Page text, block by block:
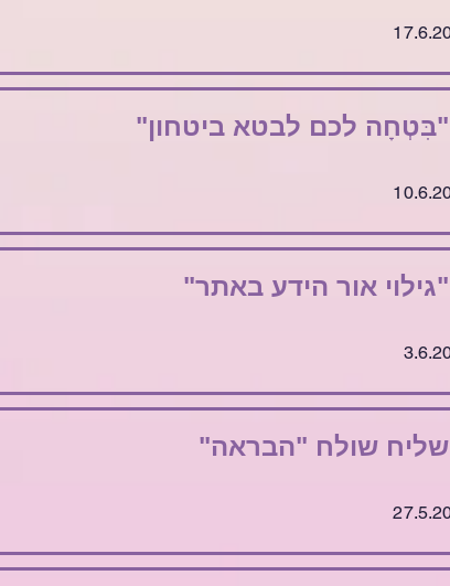
"בִּטְחָה לכם לבטא ביטחון"
"גילוי אור הידע באתר"
שליח שולח "הבראה"